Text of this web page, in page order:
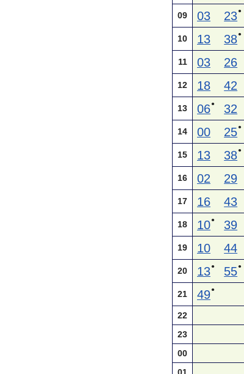
09 03 23●
10 13 38●
11 03 26
12 18 42
13 06● 32
14 00 25●
15 13 38●
16 02 29
17 16 43
18 10● 39
19 10 44
20 13● 55●
21 49●
22
23
00